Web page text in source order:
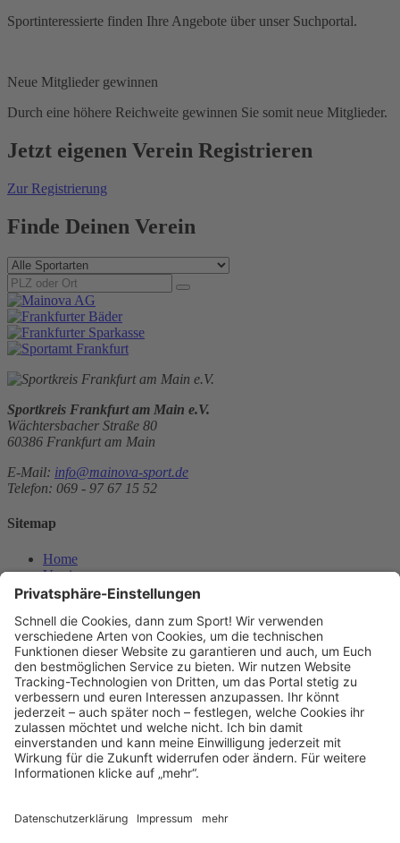
Sportinteressierte finden Ihre Angebote über unser Suchportal.
Neue Mitglieder gewinnen
Durch eine höhere Reichweite gewinnen Sie somit neue Mitglieder.
Jetzt eigenen Verein Registrieren
Zur Registrierung
Finde Deinen Verein
Sportkreis Frankfurt am Main e.V.
Wächtersbacher Straße 80
60386 Frankfurt am Main
E-Mail: info@mainova-sport.de
Telefon: 069 - 97 67 15 52
Sitemap
Home
Vereine
Events
News
Über uns
Kontakt
Das Projekt
Team
Partnersportkreise
Mediathek
Downloads
Verein registrieren